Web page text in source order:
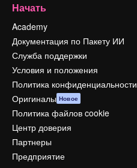
Начать
Academy
Документация по Пакету ИИ
Служба поддержки
Условия и положения
Политика конфиденциальности
Оригиналы Новое
Политика файлов cookie
Центр доверия
Партнеры
Предприятие